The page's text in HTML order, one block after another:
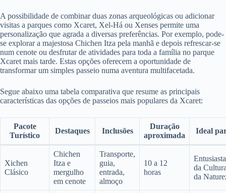
A possibilidade de combinar duas zonas arqueológicas ou adicionar
visitas a parques como Xcaret, Xel-Há ou Xenses permite uma
personalização que agrada a diversas preferências. Por exemplo, pode-
se explorar a majestosa Chichen Itza pela manhã e depois refrescar-se
num cenote ou desfrutar de atividades para toda a família no parque
Xcaret mais tarde. Estas opções oferecem a oportunidade de
transformar um simples passeio numa aventura multifacetada.
Segue abaixo uma tabela comparativa que resume as principais
características das opções de passeios mais populares da Xcaret:
Pacote
Turístico
Destaques Inclusões
Duração
aproximada
Ideal
Xichen
Clásico
Chichen
Itza e
mergulho
em cenote
Transporte,
guia,
entrada,
almoço
10 a 12
horas
da
da